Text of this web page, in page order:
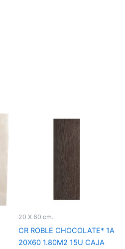
20 X 60 cm.
CR ROBLE CHOCOLATE* 1A
20X60 1.80M2 15U CAJA